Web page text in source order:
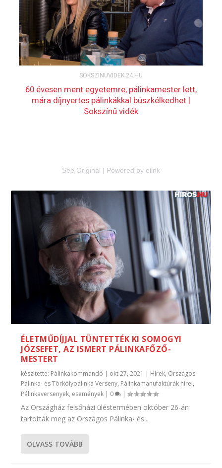
See Original | Powered by elink
ÉLETMŰDÍJJAL TÜNTETTÉK KI SOMOGYI
JÓZSEFET, AZ ISMERT PÁLINKAFŐZŐ-
MESTERT
készítette: Pálinkakommandó | okt 27, 2021 | Hírek, Országos
Pálinka- és Törkölypálinka Verseny, Pálinkamanufaktúrák hírei,
Pálinkaversenyek, események | 0 |
Az Országház felsőházi üléstermében október 26-án
tartották meg az Országos Pálinka- és...
OLVASS TOVÁBB